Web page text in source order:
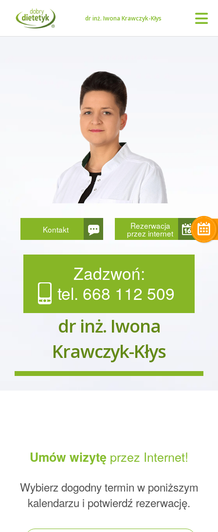
dr inż. Iwona Krawczyk-Kłys
Kontakt Rezerwacja
przez internet
Zadzwoń:
tel. 668 112 509
dr inż. Iwona
Krawczyk-Kłys
Umów wizytę przez Internet!
Wybierz dogodny termin w poniższym
kalendarzu i potwierdź rezerwację.